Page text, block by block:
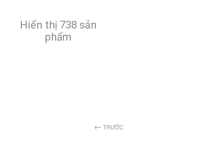
Space Gray/Silver
Hiển thị 738 sản
phẩm
TRƯỚC